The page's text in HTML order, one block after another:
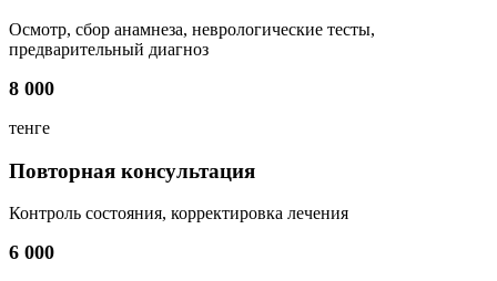
Осмотр, сбор анамнеза, неврологические тесты,
предварительный диагноз
8 000
тенге
Повторная консультация
Контроль состояния, корректировка лечения
6 000